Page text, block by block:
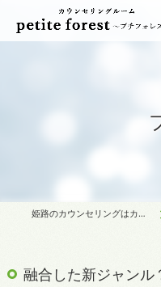
姫路のカウンセリングはカウンセリングルーム petite forest～プチフォレスト～
融合した新ジャン